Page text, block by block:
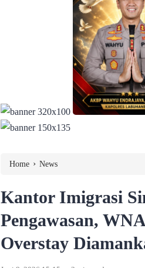
Home › News
Kantor Imigrasi
Pengawasan,
Overstay